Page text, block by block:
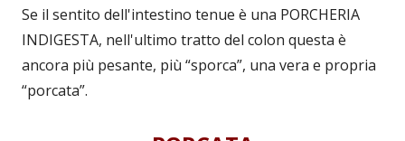
Se il sentito dell'intestino tenue è una PORCHERIA
INDIGESTA, nell'ultimo tratto del colon questa è
ancora più pesante, più “sporca”, una vera e propria
“porcata”.